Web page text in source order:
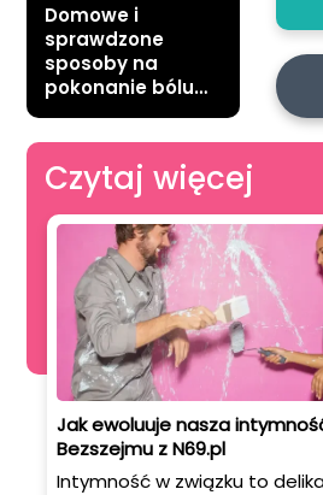
Domowe i
sprawdzone
sposoby na
pokonanie bólu
Czytaj więcej
Jak ewoluuje nasza
Bezszejmu z N69.pl
Intymność w związku to